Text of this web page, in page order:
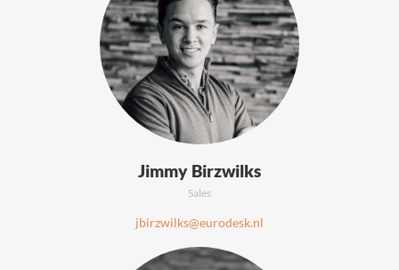
Jimmy Birzwilks
Sales
jbirzwilks@eurodesk.nl